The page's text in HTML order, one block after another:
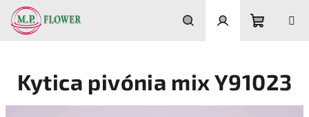
Prejsť
obsah
košík
Kytica pivónia mix Y91023